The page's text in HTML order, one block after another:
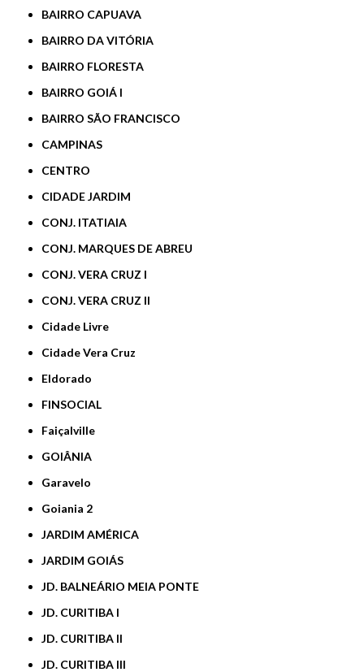
BAIRRO CAPUAVA
BAIRRO DA VITÓRIA
BAIRRO FLORESTA
BAIRRO GOIÁ I
BAIRRO SÃO FRANCISCO
CAMPINAS
CENTRO
CIDADE JARDIM
CONJ. ITATIAIA
CONJ. MARQUES DE ABREU
CONJ. VERA CRUZ I
CONJ. VERA CRUZ II
Cidade Livre
Cidade Vera Cruz
Eldorado
FINSOCIAL
Faiçalville
GOIÂNIA
Garavelo
Goiania 2
JARDIM AMÉRICA
JARDIM GOIÁS
JD. BALNEÁRIO MEIA PONTE
JD. CURITIBA I
JD. CURITIBA II
JD. CURITIBA III